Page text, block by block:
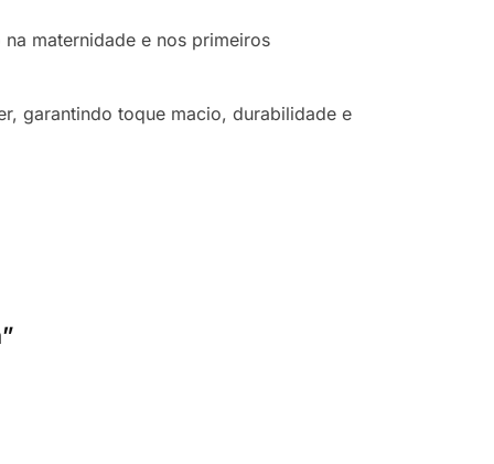
maternidade e nos primeiros
garantindo toque macio, durabilidade e